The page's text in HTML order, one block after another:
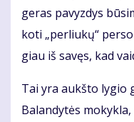
ge­ras pa­vyz­dys
ko­ti „per­liu­kų“
giau iš sa­vęs, kad
Tai yra aukš­to ly­gio
Ba­lan­dy­tės